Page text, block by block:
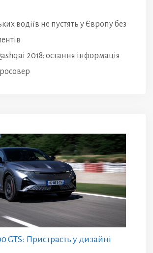
водіїв не пустять у Європу без
2018: остання інформація
GTS: Пристрасть у дизайні